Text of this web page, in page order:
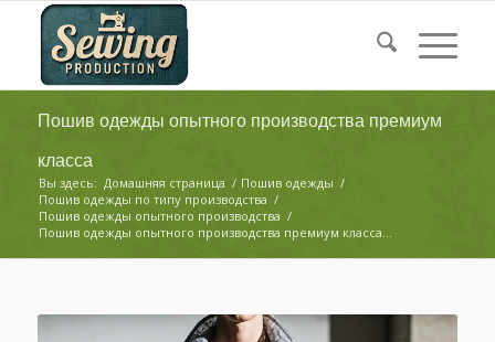
Пошив одежды опытного производства премиум
класса
Вы здесь: Домашняя страница / Пошив одежды /
Пошив одежды по типу производства /
Пошив одежды опытного производства /
Пошив одежды опытного производства премиум класса...